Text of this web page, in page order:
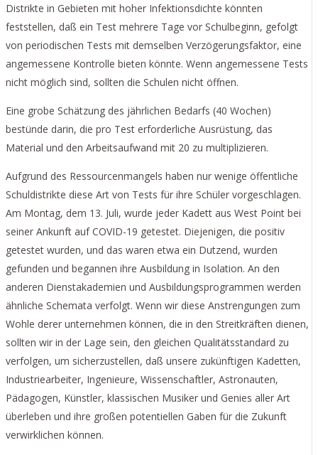
Distrikte in Gebieten mit hoher Infektionsdichte könnten
feststellen, daß ein Test mehrere Tage vor Schulbeginn, gefolgt
von periodischen Tests mit demselben Verzögerungsfaktor, eine
angemessene Kontrolle bieten könnte. Wenn angemessene Tests
nicht möglich sind, sollten die Schulen nicht öffnen.
Eine grobe Schätzung des jährlichen Bedarfs (40 Wochen)
bestünde darin, die pro Test erforderliche Ausrüstung, das
Material und den Arbeitsaufwand mit 20 zu multiplizieren.
Aufgrund des Ressourcenmangels haben nur wenige öffentliche
Schuldistrikte diese Art von Tests für ihre Schüler vorgeschlagen.
Am Montag, dem 13. Juli, wurde jeder Kadett aus West Point bei
seiner Ankunft auf COVID-19 getestet. Diejenigen, die positiv
getestet wurden, und das waren etwa ein Dutzend, wurden
gefunden und begannen ihre Ausbildung in Isolation. An den
anderen Dienstakademien und Ausbildungsprogrammen werden
ähnliche Schemata verfolgt. Wenn wir diese Anstrengungen zum
Wohle derer unternehmen können, die in den Streitkräften dienen,
sollten wir in der Lage sein, den gleichen Qualitätsstandard zu
verfolgen, um sicherzustellen, daß unsere zukünftigen Kadetten,
Industriearbeiter, Ingenieure, Wissenschaftler, Astronauten,
Pädagogen, Künstler, klassischen Musiker und Genies aller Art
überleben und ihre großen potentiellen Gaben für die Zukunft
verwirklichen können.